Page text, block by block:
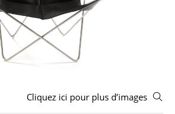
longues
Cliquez ici pour plus d’images